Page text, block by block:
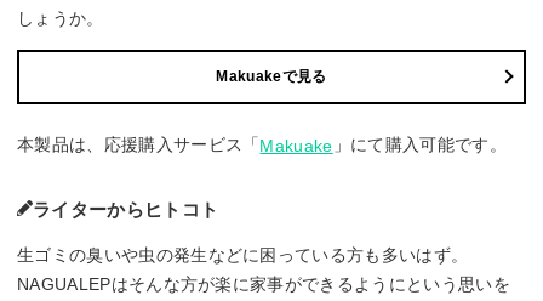
しょうか。
Makuakeで見る
本製品は、応援購入サービス「Makuake 」にて購入可能です。
ライターからヒトコト
生ゴミの臭いや虫の発生などに困っている方も多いはず。
NAGUALEPはそんな方が楽に家事ができるようにという思いを